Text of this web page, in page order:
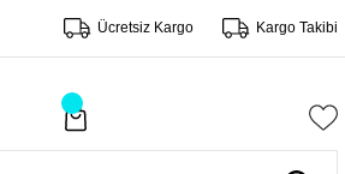
Ücretsiz Kargo Kargo Takibi